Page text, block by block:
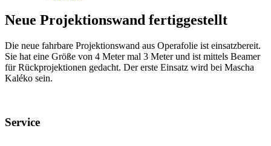
Neue Projektionswand fertiggestellt
Die neue fahrbare Projektionswand aus Operafolie ist einsatzbereit.
Sie hat eine Größe von 4 Meter mal 3 Meter und ist mittels Beamer
für Rückprojektionen gedacht. Der erste Einsatz wird bei Mascha
Kaléko sein.
Service